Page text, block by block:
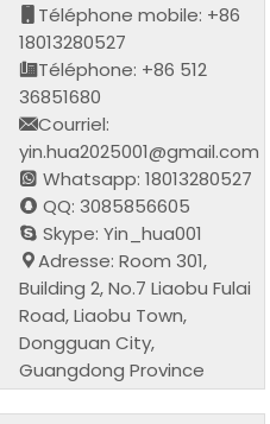
Téléphone mobile: +86
18013280527
Téléphone: +86 512
36851680
Courriel:
yin.hua2025001@gmail.com
Whatsapp: 18013280527
QQ: 3085856605
Skype: Yin_hua001
Adresse: Room 301,
Building 2, No.7 Liaobu Fulai
Road, Liaobu Town,
Dongguan City,
Guangdong Province